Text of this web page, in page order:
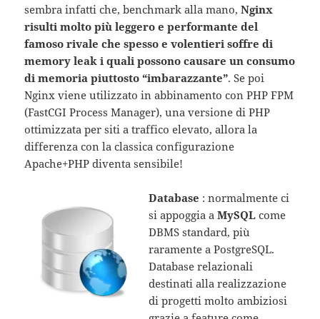
sembra infatti che, benchmark alla mano,Nginx
risulti molto più leggero e performante del
famoso rivale che spesso e volentieri soffre di
memory leak i quali possono causare un consumo
di memoria piuttosto “imbarazzante”. Se poi
Nginx viene utilizzato in abbinamento con PHP FPM
(FastCGI Process Manager), una versione di PHP
ottimizzata per siti a traffico elevato, allora la
differenza con la classica configurazione
Apache+PHP diventa sensibile!
Database : normalmente ci
si appoggia aMySQL come
DBMS standard, più
raramente a PostgreSQL.
Database relazionali
destinati alla realizzazione
di progetti molto ambiziosi